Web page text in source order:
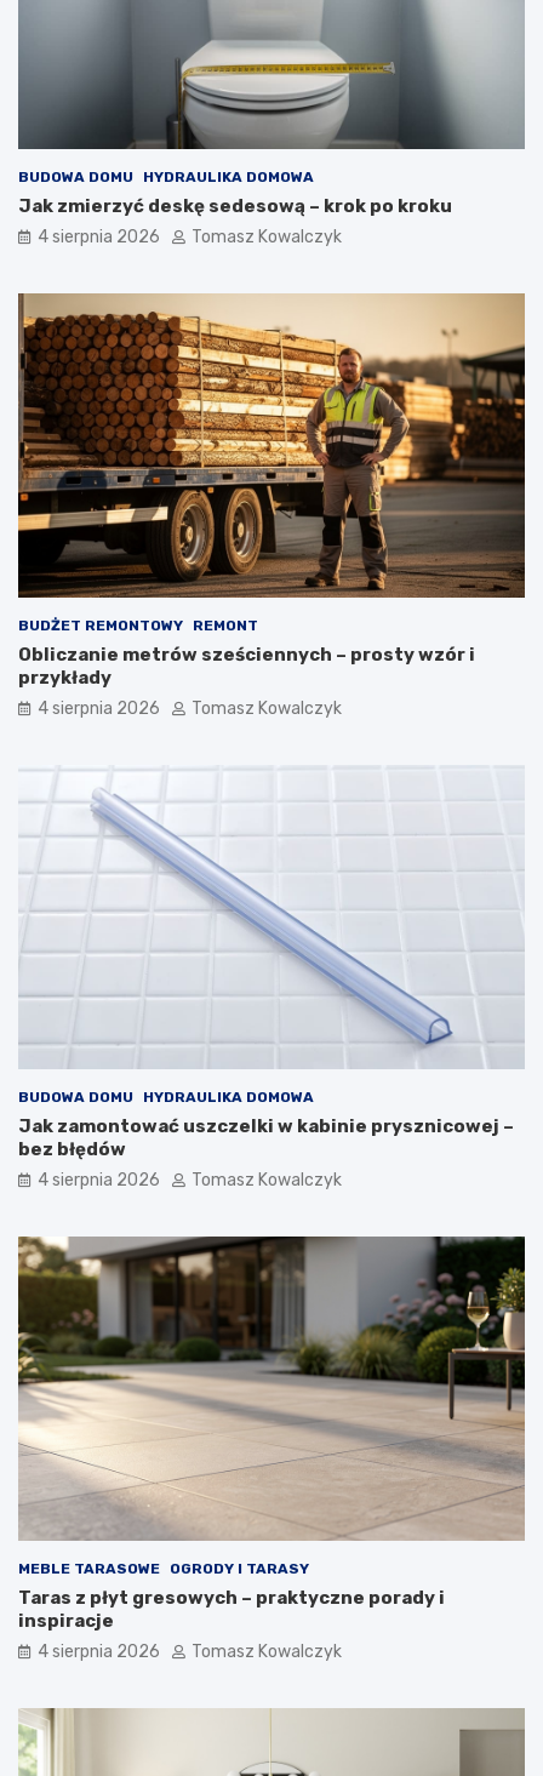
BUDOWA DOMU HYDRAULIKA DOMOWA
Jak zmierzyć deskę sedesową – krok po kroku
4 sierpnia 2026 Tomasz Kowalczyk
BUDŻET REMONTOWY REMONT
Obliczanie metrów sześciennych – prosty wzór i
przykłady
4 sierpnia 2026 Tomasz Kowalczyk
BUDOWA DOMU HYDRAULIKA DOMOWA
Jak zamontować uszczelki w kabinie prysznicowej –
bez błędów
4 sierpnia 2026 Tomasz Kowalczyk
MEBLE TARASOWE OGRODY I TARASY
Taras z płyt gresowych – praktyczne porady i
inspiracje
4 sierpnia 2026 Tomasz Kowalczyk